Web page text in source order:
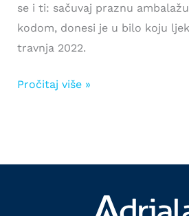
se i ti: sačuvaj praznu
kodom, donesi je u bilo koju
travnja 2022.
Recikliraj
Pročitaj više »